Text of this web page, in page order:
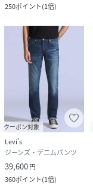
250ポイント(1倍)
クーポン対象
Levi's
ジーンズ・デニムパンツ
39,600円
360ポイント(1倍)